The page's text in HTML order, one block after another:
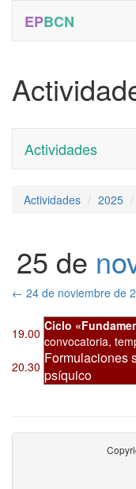
EPBCN
Actividades
Actividades 2025
25 de
← 24 de noviembre de
19.00 Ciclo
convocatoria,
Formulaciones
psíquico
20.30